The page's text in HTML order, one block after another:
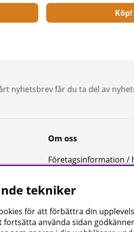
Köp!
nyhetsbrev får du ta del av
Om oss
Företagsinformation /
tekniker
för att förbättra din
använda sidan